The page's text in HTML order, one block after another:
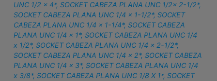
UNC 1/2 x 4*,SOCKET CABEZA PLANA UNC 1/2x 2-1/2*,
SOCKET CABEZA PLANA UNC 1/4 x 1-1/2*,SOCKET
CABEZA PLANA UNC 1/4 x 1-1/4*,SOCKET CABEZA
PLANA UNC 1/4 x 1*,SOCKET CABEZA PLANA UNC 1/4
x 1/2*,SOCKET CABEZA PLANA UNC 1/4 x 2-1/2*,
SOCKET CABEZA PLANA UNC 1/4 x 2*,SOCKET CABEZA
PLANA UNC 1/4 x 3*,SOCKET CABEZA PLANA UNC 1/4
x 3/8*,SOCKET CABEZA PLANA UNC 1/8 X 1*,SOCKET